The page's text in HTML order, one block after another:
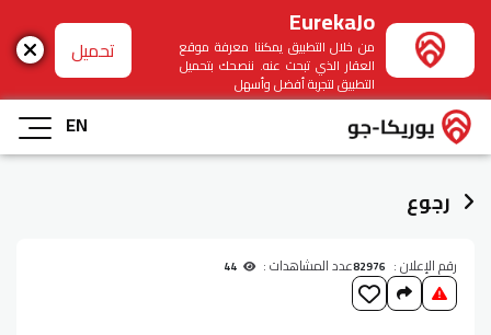
EurekaJo
من خلال التطبيق يمكننا معرفة موقع
العقار الذي تبحث عنه. ننصحك بتحميل
التطبيق لتجربة أفضل وأسهل
تحميل
EN
رجوع
رقم الإعلان : 82976عدد المشاهدات :